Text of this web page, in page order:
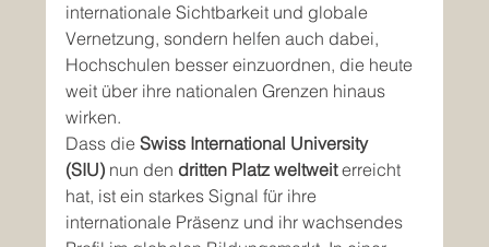
internationale Sichtbarkeit und globale
Vernetzung, sondern helfen auch dabei,
Hochschulen besser einzuordnen, die heute
weit über ihre nationalen Grenzen hinaus
wirken.
Dass die Swiss International University
(SIU) nun den dritten Platz weltweit erreicht
hat, ist ein starkes Signal für ihre
internationale Präsenz und ihr wachsendes